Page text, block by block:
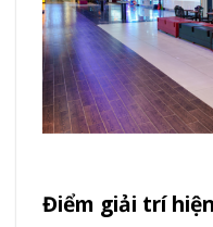
Điểm giải trí